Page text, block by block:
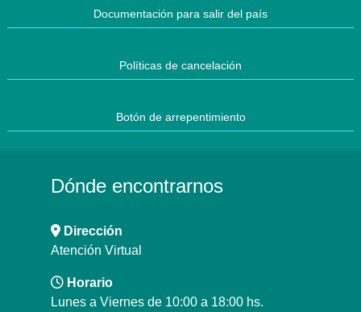
Documentación para salir del país
Políticas de cancelación
Botón de arrepentimiento
Dónde encontrarnos
Dirección
Atención Virtual
Horario
Lunes a Viernes de 10:00 a 18:00 hs.